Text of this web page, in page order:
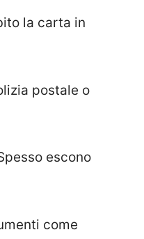
la carta in
postale o
escono
come